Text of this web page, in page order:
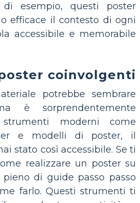
esempio, questi poster
efficace il contesto di ogni
accessibile e memorabile
coinvolgenti
potrebbe sembrare
è sorprendentemente
moderni come
e modelli di poster, il
stato così accessibile. Se ti
realizzare un poster su
di guide passo passo
farlo. Questi strumenti ti